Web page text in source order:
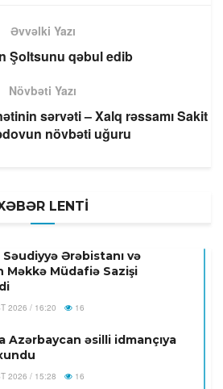
Əvvəlki Yazı
Şoltsunu qəbul edib
Növbəti Yazı
sərvəti – Xalq rəssamı Sakit
növbəti uğuru
LENTİ
Ərəbistanı və
Məkkə Müdafiə Sazişi
2026 / 16:20 16
Azərbaycan əsilli idmançıya
2026 / 15:28 16